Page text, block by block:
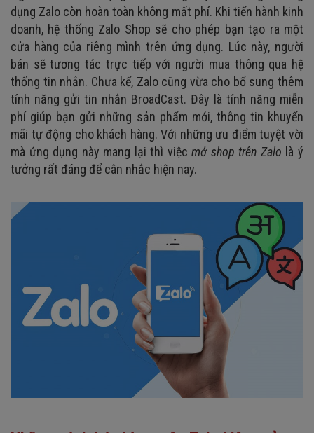
dụng Zalo còn hoàn toàn không mất phí. Khi tiến hành kinh
doanh, hệ thống Zalo Shop sẽ cho phép bạn tạo ra một
cửa hàng của riêng mình trên ứng dụng. Lúc này, người
bán sẽ tương tác trực tiếp với người mua thông qua hệ
thống tin nhắn. Chưa kể, Zalo cũng vừa cho bổ sung thêm
tính năng gửi tin nhắn BroadCast. Đây là tính năng miễn
phí giúp bạn gửi những sản phẩm mới, thông tin khuyến
mãi tự động cho khách hàng. Với những ưu điểm tuyệt vời
mà ứng dụng này mang lại thì việcmở shop trên Zalo là ý
tưởng rất đáng để cân nhắc hiện nay.